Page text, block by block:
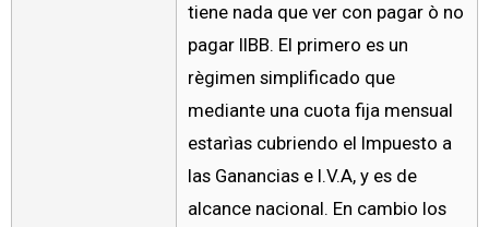
tiene nada que ver con pagar ò no
pagar IIBB. El primero es un
règimen simplificado que
mediante una cuota fija mensual
estarìas cubriendo el Impuesto a
las Ganancias e I.V.A, y es de
alcance nacional. En cambio los